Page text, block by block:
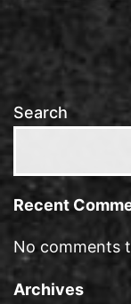
Search
Recent
No comments
Archives